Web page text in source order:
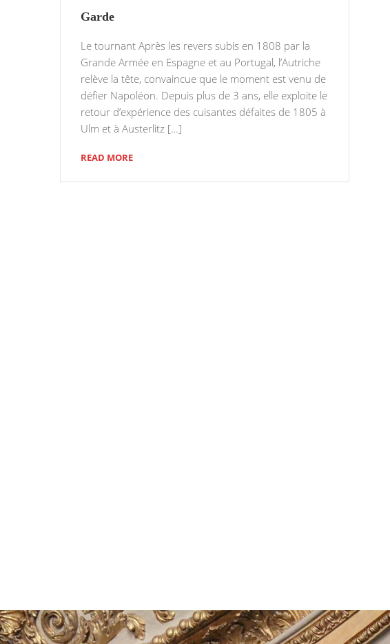
Garde
Le tournant Après les revers subis en 1808 par la
Grande Armée en Espagne et au Portugal, l’Autriche
relève la tête, convaincue que le moment est venu de
défier Napoléon. Depuis plus de 3 ans, elle exploite le
retour d’expérience des cuisantes défaites de 1805 à
Ulm et à Austerlitz […]
READ MORE